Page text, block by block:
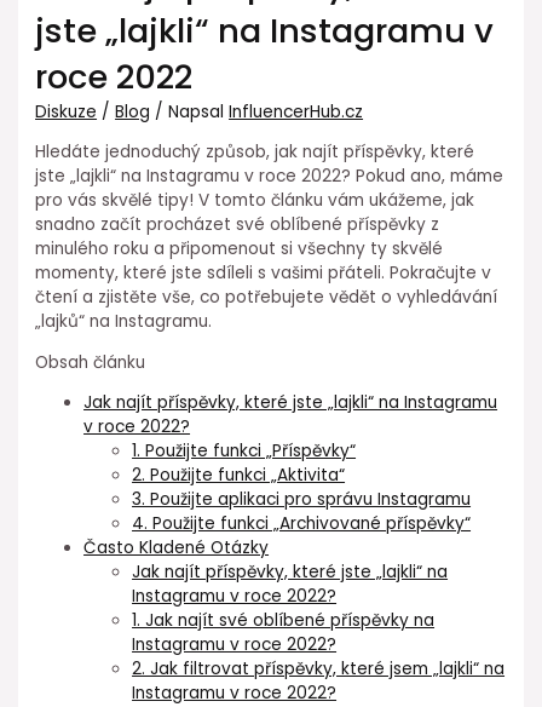
jste „lajkli“ na Instagramu v
roce 2022
Diskuze /Blog / NapsalInfluencerHub.cz
Hledáte jednoduchý způsob, jak najít příspěvky, které
jste „lajkli“ na Instagramu v roce 2022? Pokud ano, máme
pro vás skvělé tipy! V tomto článku vám ukážeme, jak
snadno začít procházet své oblíbené příspěvky z
minulého roku a připomenout si všechny ty skvělé
momenty, které jste sdíleli s vašimi přáteli. Pokračujte v
čtení a zjistěte vše, co potřebujete vědět o vyhledávání
„lajků“ na Instagramu.
Obsah článku
Jak najít příspěvky, které jste „lajkli“ na Instagramu
v roce 2022?
1. Použijte funkci „Příspěvky“
2. Použijte funkci „Aktivita“
3. Použijte aplikaci pro správu Instagramu
4. Použijte funkci „Archivované příspěvky“
Často Kladené Otázky
Jak najít příspěvky, které jste „lajkli“ na
Instagramu v roce 2022?
1. Jak najít své oblíbené příspěvky na
Instagramu v roce 2022?
2. Jak filtrovat příspěvky, které jsem „lajkli“ na
Instagramu v roce 2022?